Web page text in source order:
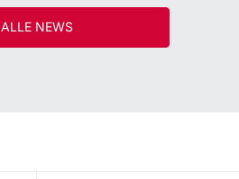
ALLE NEWS